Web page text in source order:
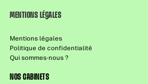
MENTIONS LÉGALES
Mentions légales
Politique de confidentialité
Qui sommes-nous ?
NOS CABINETS